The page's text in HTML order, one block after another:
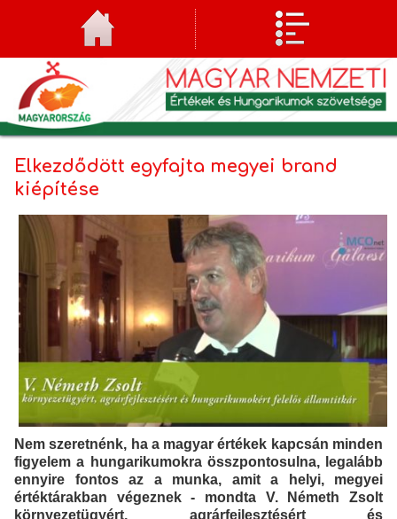
Elkezdődött egyfajta megyei brand
kiépítése
Nem szeretnénk, ha a magyar értékek kapcsán minden
figyelem a hungarikumokra összpontosulna, legalább
ennyire fontos az a munka, amit a helyi, megyei
értéktárakban végeznek - mondta V. Németh Zsolt
környezetügyért, agrárfejlesztésért és